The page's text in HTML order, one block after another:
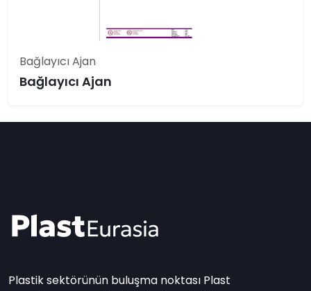
Bağlayıcı Ajan
Bağlayıcı Ajan
Plastik sektörünün buluşma noktası Plast